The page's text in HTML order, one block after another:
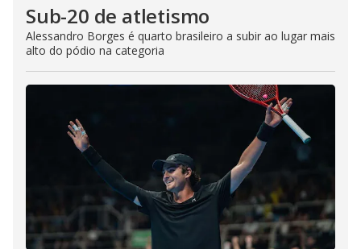
Sub-20 de atletismo
Alessandro Borges é quarto brasileiro a subir ao lugar mais
alto do pódio na categoria